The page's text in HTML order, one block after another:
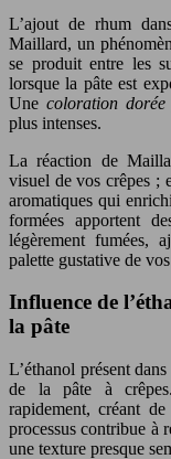
L’ajout de rhum
Maillard, un
se produit entre les
lorsque la pâte est
Une coloration dorée
plus intenses.
La réaction de
visuel de vos crêpes ;
aromatiques qui
formées apportent
légèrement fumées,
palette gustative de
Influence de
la pâte
L’éthanol présent
de la pâte à
rapidement, créant
processus contribue à
une texture presque